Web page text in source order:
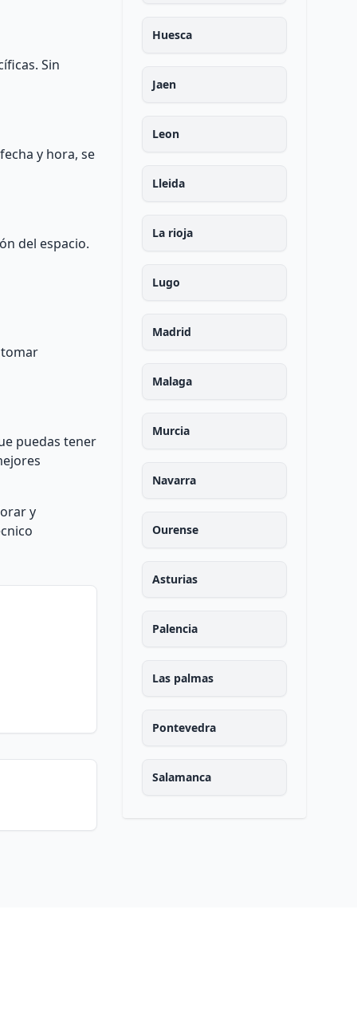
Sin
y hora, se
del espacio.
puedas tener
y
Huesca
Jaen
Leon
Lleida
La rioja
Lugo
Madrid
Malaga
Murcia
Navarra
Ourense
Asturias
Palencia
Las palmas
Pontevedra
Salamanca